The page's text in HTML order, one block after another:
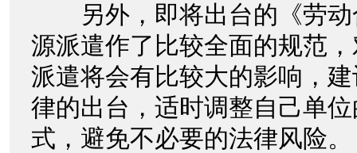
另外，即将出台的《劳动
源派遣作了比较全面的规范
派遣将会有比较大的影响，
律的出台，适时调整自己单
式，避免不必要的法律风险。